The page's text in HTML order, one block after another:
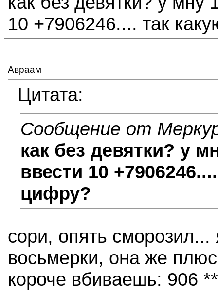
10 +7906246.... так
Авраам
Цитата:
Сообщение от
как без девятки? у
ввести 10
цифру?
сори, опять
восьмерки, она же
короче вбиваешь: 906